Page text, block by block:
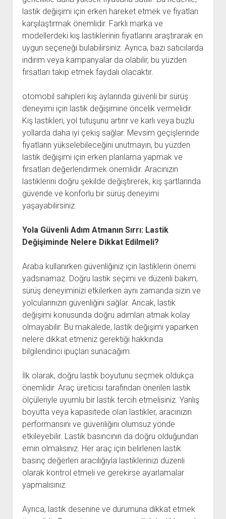
lastik değişimi için erken hareket etmek ve fiyatları
karşılaştırmak önemlidir. Farklı marka ve
modellerdeki kış lastiklerinin fiyatlarını araştırarak en
uygun seçeneği bulabilirsiniz. Ayrıca, bazı satıcılarda
indirim veya kampanyalar da olabilir, bu yüzden
fırsatları takip etmek faydalı olacaktır.
otomobil sahipleri kış aylarında güvenli bir sürüş
deneyimi için lastik değişimine öncelik vermelidir.
Kış lastikleri, yol tutuşunu artırır ve karlı veya buzlu
yollarda daha iyi çekiş sağlar. Mevsim geçişlerinde
fiyatların yükselebileceğini unutmayın, bu yüzden
lastik değişimi için erken planlama yapmak ve
fırsatları değerlendirmek önemlidir. Aracınızın
lastiklerini doğru şekilde değiştirerek, kış şartlarında
güvende ve konforlu bir sürüş deneyimi
yaşayabilirsiniz.
Yola Güvenli Adım Atmanın Sırrı: Lastik
Değişiminde Nelere Dikkat Edilmeli?
Araba kullanırken güvenliğiniz için lastiklerin önemi
yadsınamaz. Doğru lastik seçimi ve düzenli bakım,
sürüş deneyiminizi etkilerken aynı zamanda sizin ve
yolcularınızın güvenliğini sağlar. Ancak, lastik
değişimi konusunda doğru adımları atmak kolay
olmayabilir. Bu makalede, lastik değişimi yaparken
nelere dikkat etmeniz gerektiği hakkında
bilgilendirici ipuçları sunacağım.
İlk olarak, doğru lastik boyutunu seçmek oldukça
önemlidir. Araç üreticisi tarafından önerilen lastik
ölçüleriyle uyumlu bir lastik tercih etmelisiniz. Yanlış
boyutta veya kapasitede olan lastikler, aracınızın
performansını ve güvenliğini olumsuz yönde
etkileyebilir. Lastik basıncının da doğru olduğundan
emin olmalısınız. Her araç için belirlenen lastik
basınç değerleri aracılığıyla lastiklerinizi düzenli
olarak kontrol etmeli ve gerekirse ayarlamalar
yapmalısınız.
Ayrıca, lastik desenine ve durumuna dikkat etmek